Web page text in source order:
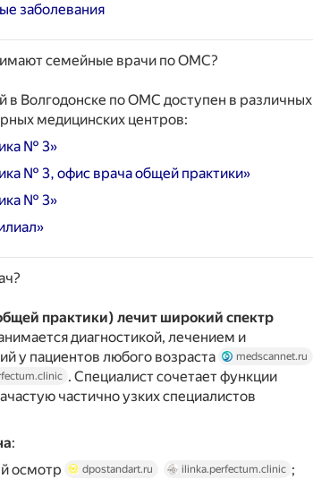
заболевания
семейные врачи по ОМС?
Волгодонске по ОМС доступен в различных
медицинских центров:
№ 3»
№ 3, офис врача общей практики»
№ 3»
практики) лечит широкий спектр
диагностикой, лечением и
у пациентов любого возраста
medscannet.ru
. Специалист сочетает функции
частично узких специалистов
:
осмотр
dpostandart.ru ilinka.perfectum.clinic ;